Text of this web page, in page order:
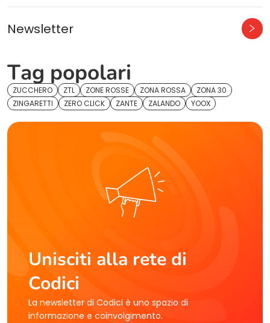
Newsletter
Tag popolari
ZUCCHERO ZTL ZONE ROSSE ZONA ROSSA
ZONA 30
ZINGARETTI
ZERO CLICK ZANTE ZALANDO YOOX
Unisciti alla rete di
Codici
La newsletter di Codici è uno spazio di
informazione e coinvolgimento.